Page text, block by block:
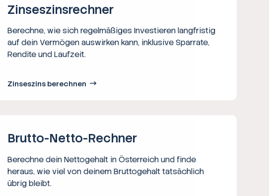
Zinseszins­rechner
Berechne, wie sich regelmäßiges Investieren langfristig
auf dein Vermögen auswirken kann, inklusive Sparrate,
Rendite und Laufzeit.
Zinseszins berechnen
Brutto-Netto-­Rechner
Berechne dein Nettogehalt in Österreich und finde
heraus, wie viel von deinem Bruttogehalt tatsächlich
übrig bleibt.